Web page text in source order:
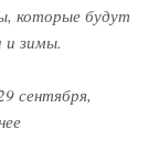
которые будут
и зимы.
сентября,